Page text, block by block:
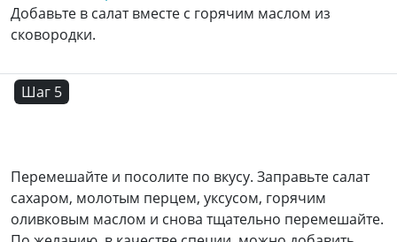
Добавьте в салат вместе с горячим маслом из
сковородки.
Шаг 5
Перемешайте и посолите по вкусу. Заправьте салат
сахаром, молотым перцем, уксусом, горячим
оливковым маслом и снова тщательно перемешайте.